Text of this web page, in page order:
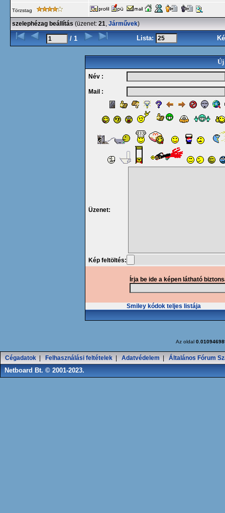
Törzstag
szelephézag beállítás (üzenet: 21, Járművek)
/ 1 Lista:
Új
Név :
Mail :
Üzenet:
Kép feltöltés:
Írja be ide a képen látható
Smiley kódok teljes listája
Az oldal
Cégadatok Felhasználási feltételek Adatvédelem Általános Fórum
Netboard Bt. © 2001-2023.